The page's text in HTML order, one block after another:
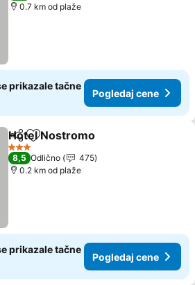
0.7 km od plaže
prikazale tačne
Pogledaj cene
Deli Dodati u favorite
Hotel Nostromo
3 Zvezdice
8,5 Odlično
475
0.2 km od plaže
prikazale tačne
Pogledaj cene